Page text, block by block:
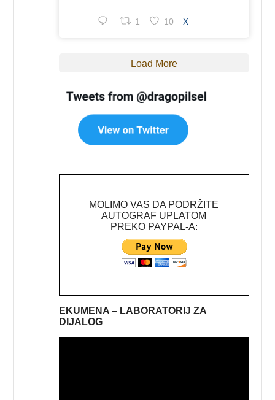
1 10 X
Load More
MOLIMO VAS DA PODRŽITE
AUTOGRAF UPLATOM
PREKO PAYPAL-A:
EKUMENA – LABORATORIJ ZA
DIJALOG